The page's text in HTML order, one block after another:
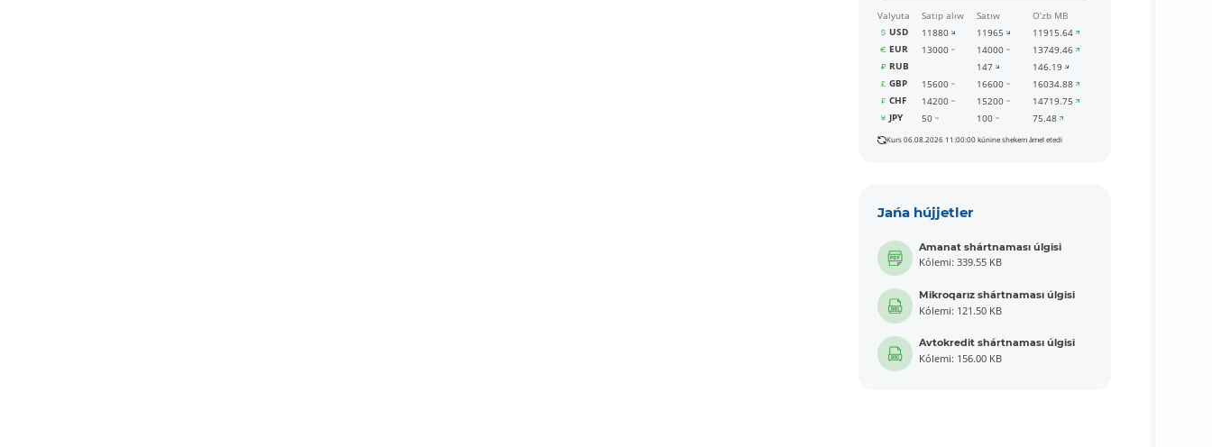
Valyuta Satıp alıw Satıw
O‘zb MB
USD
11880 11965
11915.64
EUR
13000 14000
13749.46
RUB
147
146.19
GBP
15600 16600
16034.88
CHF
14200 15200
14719.75
JPY
50 100 75.48
Kurs 06.08.2026 11:00:00 kúnine shekem ámel etedi
Jańa hújjetler
Amanat shártnaması úlgisi
Kólemi: 339.55 KB
Mikroqarız shártnaması úlgisi
Kólemi: 121.50 KB
Avtokredit shártnaması úlgisi
Kólemi: 156.00 KB